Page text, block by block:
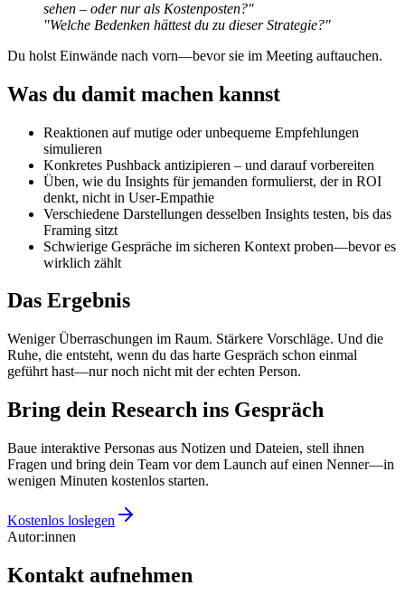
sehen – oder nur als Kostenposten?"
"Welche Bedenken hättest du zu dieser Strategie?"
Du holst Einwände nach vorn—bevor sie im Meeting auftauchen.
Was du damit machen kannst
Reaktionen auf mutige oder unbequeme Empfehlungen
simulieren
Konkretes Pushback antizipieren – und darauf vorbereiten
Üben, wie du Insights für jemanden formulierst, der in ROI
denkt, nicht in User-Empathie
Verschiedene Darstellungen desselben Insights testen, bis das
Framing sitzt
Schwierige Gespräche im sicheren Kontext proben—bevor es
wirklich zählt
Das Ergebnis
Weniger Überraschungen im Raum. Stärkere Vorschläge. Und die
Ruhe, die entsteht, wenn du das harte Gespräch schon einmal
geführt hast—nur noch nicht mit der echten Person.
Bring dein Research ins Gespräch
Baue interaktive Personas aus Notizen und Dateien, stell ihnen
Fragen und bring dein Team vor dem Launch auf einen Nenner—in
wenigen Minuten kostenlos starten.
Kostenlos loslegen
Autor:innen
Kontakt aufnehmen